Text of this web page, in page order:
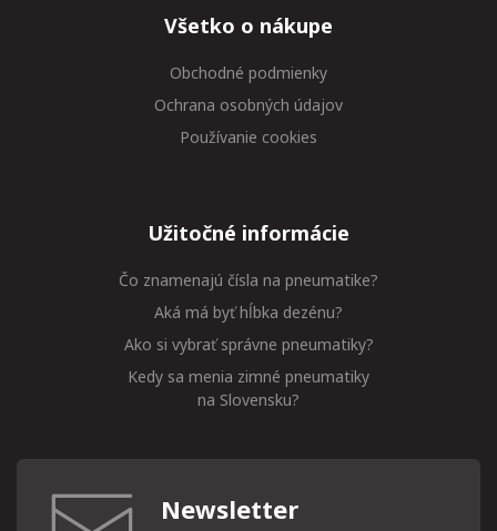
Všetko o nákupe
Obchodné podmienky
Ochrana osobných údajov
Používanie cookies
Užitočné informácie
Čo znamenajú čísla na pneumatike?
Aká má byť hĺbka dezénu?
Ako si vybrať správne pneumatiky?
Kedy sa menia zimné pneumatiky
na Slovensku?
Newsletter